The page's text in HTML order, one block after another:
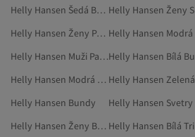
Helly Hansen Šedá Bundy
Helly Hansen Ženy Parky
Helly Hansen Muži Parky
Helly Hansen Modrá Svetry A Propínací Svetry
Helly Hansen Bundy
Helly Hansen Svetry
Helly Hansen Ženy Blejzry A Vesty